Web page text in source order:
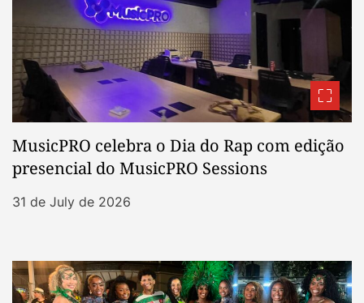
MusicPRO celebra o Dia do Rap com edição
presencial do MusicPRO Sessions
31 de July de 2026